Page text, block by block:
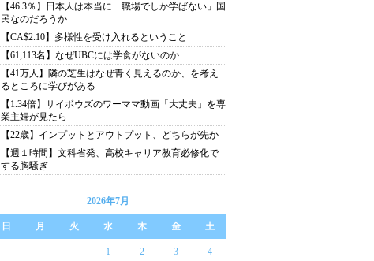
【46.3％】日本人は本当に「職場でしか学ばない」国
民なのだろうか
【CA$2.10】多様性を受け入れるということ
【61,113名】なぜUBCには学食がないのか
【41万人】隣の芝生はなぜ青く見えるのか、を考え
るところに学びがある
【1.34倍】サイボウズのワーママ動画「大丈夫」を専
業主婦が見たら
【22歳】インプットとアウトプット、どちらが先か
【週１時間】文科省発、高校キャリア教育必修化で
する胸騒ぎ
2026年7月
日 月 火 水 木 金 土
1 2 3 4